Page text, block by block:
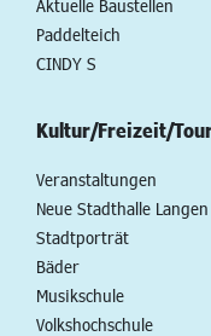
Aktuelle Baustellen
Paddelteich
CINDY S
Kultur/Freizeit/
Veranstaltungen
Neue Stadthalle Langen
Stadtporträt
Bäder
Musikschule
Volkshochschule